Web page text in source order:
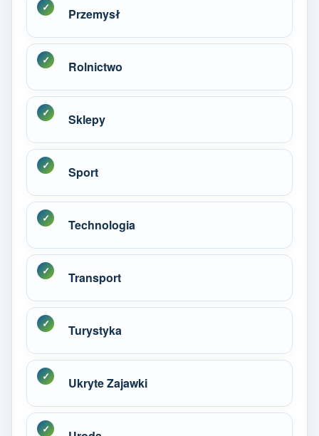
Przemysł
Rolnictwo
Sklepy
Sport
Technologia
Transport
Turystyka
Ukryte Zajawki